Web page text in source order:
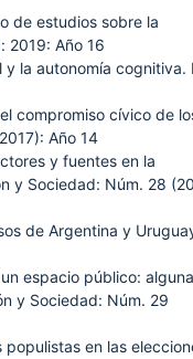
de estudios sobre la
2019: Año 16
la autonomía cognitiva.
compromiso cívico de
Año 14
y fuentes en la
y Sociedad: Núm. 28
de Argentina y
espacio público:
y Sociedad: Núm. 29
en las